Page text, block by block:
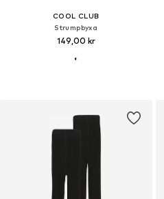
COOL CLUB
Strumpbyxa
149,00 kr